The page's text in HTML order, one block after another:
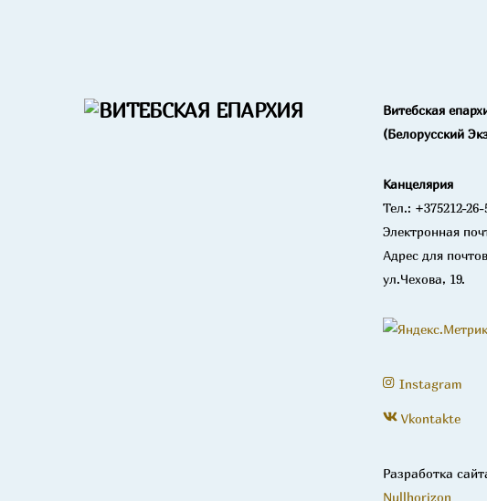
Витебская
(Белорусский
Канцелярия
Тел.: +375212-
Электронная
Адрес для
ул.Чехова, 19.
Instagram
Vkontakte
Разработка
Nullhorizon